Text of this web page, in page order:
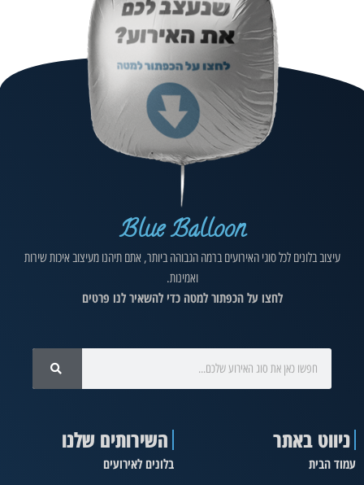
Blue Balloon
עיצוב בלונים לכל סוגי האירועים ברמה הגבוהה ביותר, אתם תיהנו מעיצוב איכות שירות
ואמינות.
לחצו על הכפתור למטה כדי להשאיר לנו פרטים
ניווט באתר
עמוד הבית
השירותים שלנו
בלונים לאירועים